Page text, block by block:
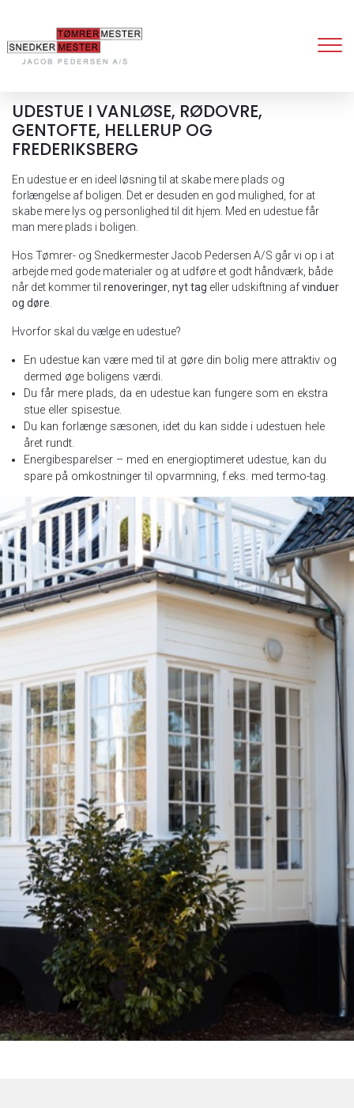
hovedindhold
UDESTUE I VANLØSE, RØDOVRE,
GENTOFTE, HELLERUP OG
FREDERIKSBERG
En udestue er en ideel løsning til at skabe mere plads og
forlængelse af boligen. Det er desuden en god mulighed, for at
skabe mere lys og personlighed til dit hjem. Med en udestue får
man mere plads i boligen.
Hos Tømrer- og Snedkermester Jacob Pedersen A/S går vi op i at
arbejde med gode materialer og at udføre et godt håndværk, både
når det kommer til renoveringer nyt tag eller udskiftning afvinduer
og døre
Hvorfor skal du vælge en udestue?
En udestue kan være med til at gøre din bolig mere attraktiv og
dermed øge boligens værdi.
Du får mere plads, da en udestue kan fungere som en ekstra
stue eller spisestue.
Du kan forlænge sæsonen, idet du kan sidde i udestuen hele
året rundt.
Energibesparelser – med en energioptimeret udestue, kan du
spare på omkostninger til opvarmning, f.eks. med termo-tag.